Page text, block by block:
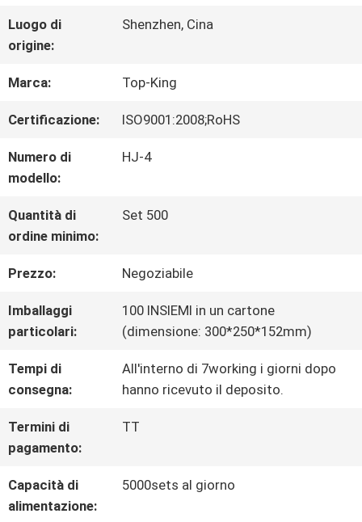
DI
NOI
VISITA
ALLA
FABBRICA
CONTROLLO
DELLA
QUALITÀ
CONTATTACI
CHIEDI UN
PREVENTIVO
Luogo di
origine:
Shenzhen, Cina
Marca: Top-King
Certificazione: ISO9001:2008;RoHS
Numero di
modello:
HJ-4
Quantità di
ordine minimo:
Set 500
Prezzo: Negoziabile
Imballaggi
particolari:
100 INSIEMI in un cartone
(dimensione: 300*250*152mm)
Tempi di
consegna:
All'interno di 7working i giorni dopo
hanno ricevuto il deposito.
Termini di
pagamento:
TT
Capacità di
alimentazione:
5000sets al giorno